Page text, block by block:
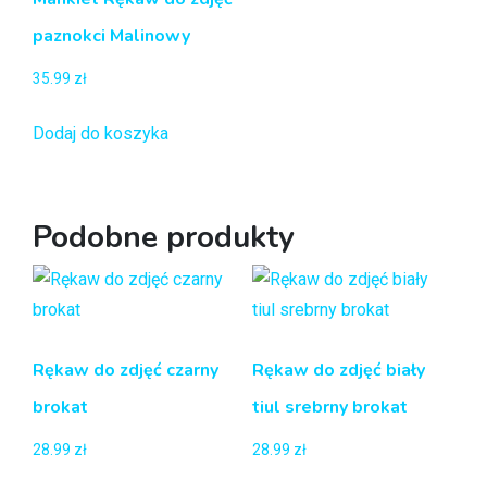
paznokci Malinowy
35.99 zł
Dodaj do koszyka
Podobne produkty
Rękaw do zdjęć czarny
brokat
28.99 zł
Rękaw do zdjęć biały
tiul srebrny brokat
28.99 zł